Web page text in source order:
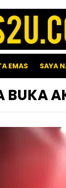
EMAS SAYA
BUKA